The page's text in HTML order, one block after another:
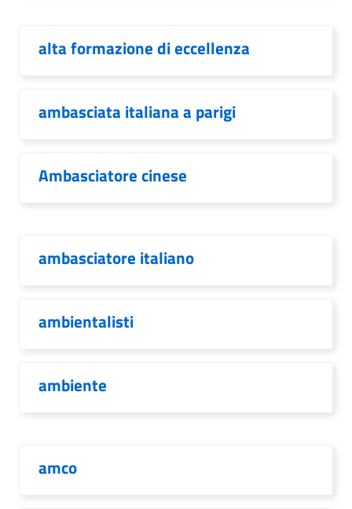
alta formazione di eccellenza
ambasciata italiana a parigi
Ambasciatore cinese
ambasciatore italiano
ambientalisti
ambiente
amco